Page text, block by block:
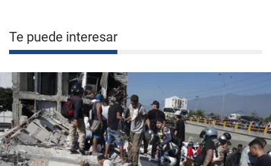
Te puede interesar